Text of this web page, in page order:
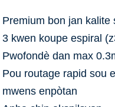
Premium bon jan
3 kwen koupe espiral
Pwofondè dan max
Pou routage rapid sou
mwens enpòtan